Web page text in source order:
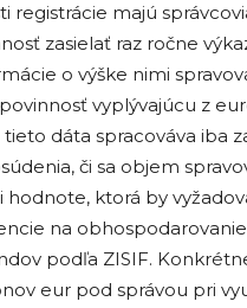
registrácie majú
zasielať raz ročne
o výške nimi
vyplývajúcu z
dáta spracováva iba
či sa objem
ktorá by
na obhospodarovanie
podľa ZISIF.
eur pod správou pri